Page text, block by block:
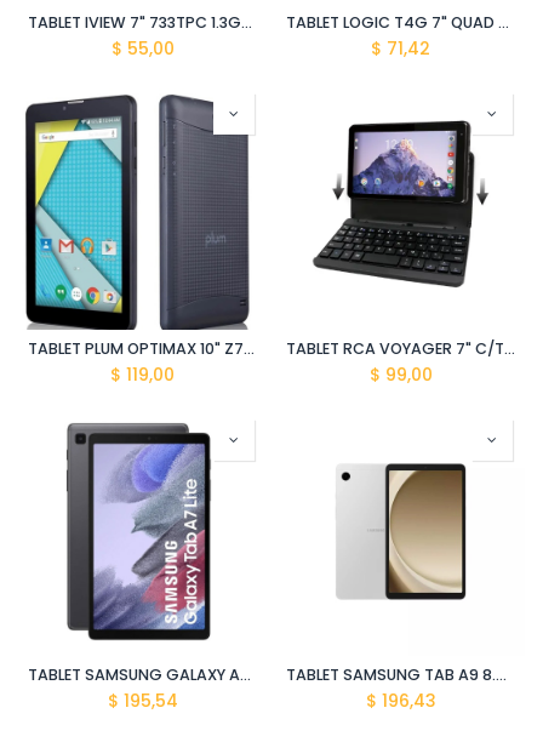
TABLET IVIEW 7" 733TPC 1.3GHZ AND. 4.4 /512MB/8GB DUALCAM / WIFI
$ 55,00
TABLET LOGIC T4G 7" QUAD CORE DE 1.3 GHz ANDROID OREO 1GB/16GB+SLEEVE
$ 71,42
TABLET PLUM OPTIMAX 10" Z711 NEGRO DUAL SIM 8GB/EXP 32GB/DUALCAM
$ 119,00
TABLET RCA VOYAGER 7" C/TECLADO RCT6873W42
$ 99,00
TABLET SAMSUNG GALAXY A7 LITE 8.7" SM-T225NZAA EON GRIS 3GB/32GB
$ 195,54
TABLET SAMSUNG TAB A9 8.7" LTE SM-X115NZSAL15 Silver 4gb + 64GB
$ 196,43